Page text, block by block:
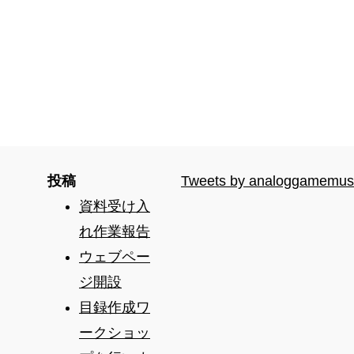
投稿
資料受け入
れ作業報告
ウェブペー
ジ開設
目録作成ワ
ークショッ
Tweets by